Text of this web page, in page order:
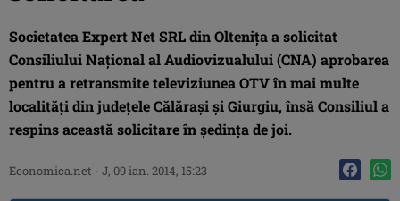
Societatea Expert Net SRL din Olteniţa a solicitat
Consiliului Naţional al Audiovizualului (CNA) aprobarea
pentru a retransmite televiziunea OTV în mai multe
localităţi din judeţele Călăraşi şi Giurgiu, însă Consiliul a
respins această solicitare în şedinţa de joi.
Economica.net - J, 09 ian. 2014, 15:23